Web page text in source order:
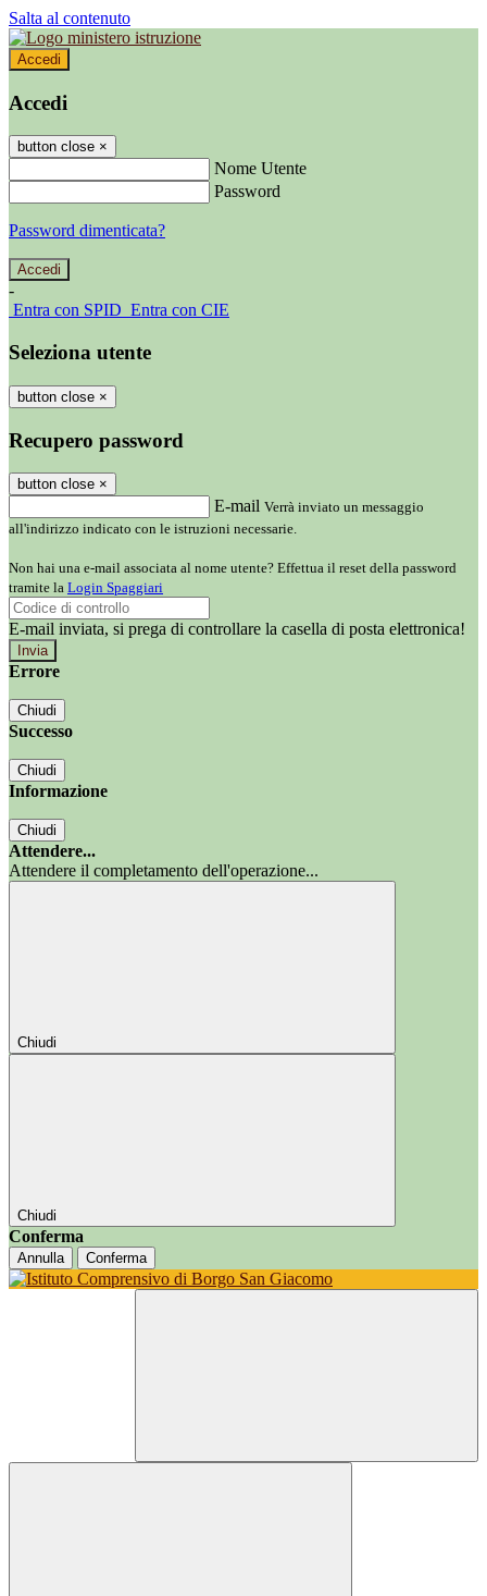
Salta al contenuto
Accedi
Accedi
button close ×
Nome Utente
Password
Password dimenticata?
-
Entra con SPID Entra con CIE
Seleziona utente
button close ×
Recupero password
button close ×
E-mail Verrà inviato un messaggio
all'indirizzo indicato con le istruzioni necessarie.
Non hai una e-mail associata al nome utente? Effettua il reset della password
tramite la Login Spaggiari
E-mail inviata, si prega di controllare la casella di posta elettronica!
Errore
Chiudi
Successo
Chiudi
Informazione
Chiudi
Attendere...
Attendere il completamento dell'operazione...
Chiudi
Chiudi
Conferma
Annulla Conferma